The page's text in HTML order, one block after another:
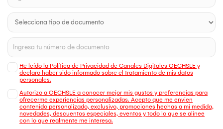
He leído la Política de Privacidad de Canales Digitales OECHSLE y
declaro haber sido informado sobre el tratamiento de mis datos
personales.
Autorizo a OECHSLE a conocer mejor mis gustos y preferencias para
ofrecerme experiencias personalizadas. Acepto que me envien
contenido personalizado, exclusivo, promociones hechas a mi medida,
novedades, descuentos especiales, eventos y todo lo que se alinee
con lo que realmente me interesa.